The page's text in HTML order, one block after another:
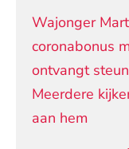
Wajonger
coronabonus
ontvangt
Meerdere
aan hem